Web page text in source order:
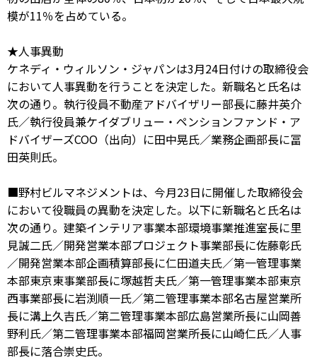
模が11％を占めている。
★人事異動
ケネディ・ウィルソン・ジャパンは3月24日付けの取締役会
において人事異動を行うことを決定した。新職名と氏名は
次の通り。執行役員不動産アドバイザリー部長に藤井英介
氏／執行役員兼ケイダブリュー・ペンションファンド・ア
ドバイザーズCOO（出向）に田中晃氏／業務企画部長に冨
田英則氏。
■野村ビルマネジメントは、今月23日に開催した取締役会
において役職員の異動を決定した。以下に新職名と氏名は
次の通り。建築インテリア事業本部環境事業推進室長に里
見誠二氏／開発営業本部プロジェクト事業部長に佐藤彰氏
／開発営業本部企画積算部長に仁田道夫氏／第一管理事業
本部東京東事業部長に塚越哲夫氏／第一管理事業本部東京
西事業部長に岩渕順一氏／第二管理事業本部名古屋営業所
長に溝上久吉氏／第二管理事業本部広島営業所長に山岡善
野利氏／第二管理事業本部福岡営業所長に山崎仁氏／人事
部長に落合崇史氏。